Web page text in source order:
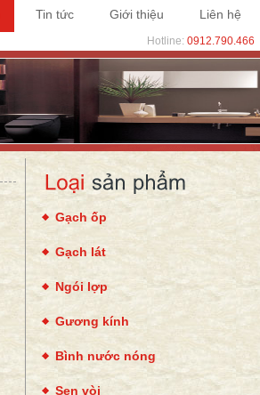
Tin tức Giới thiệu Liên hệ
Hotline: 0912.790.466
Gạch ốp
Gạch lát
Ngói lợp
Gương kính
Bình nước nóng
Sen vòi